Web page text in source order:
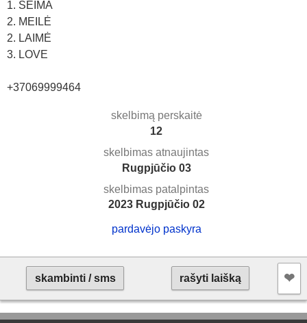
1. ŠEIMA
2. MEILĖ
2. LAIMĖ
3. LOVE
+37069999464
skelbimą perskaitė
12
skelbimas atnaujintas
Rugpjūčio 03
skelbimas patalpintas
2023 Rugpjūčio 02
pardavėjo paskyra
skambinti / sms rašyti laišką ❤︎